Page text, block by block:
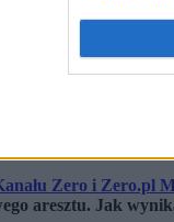
Praw Człowieka (fot.
Zero i Zero.pl
aresztu. Jak